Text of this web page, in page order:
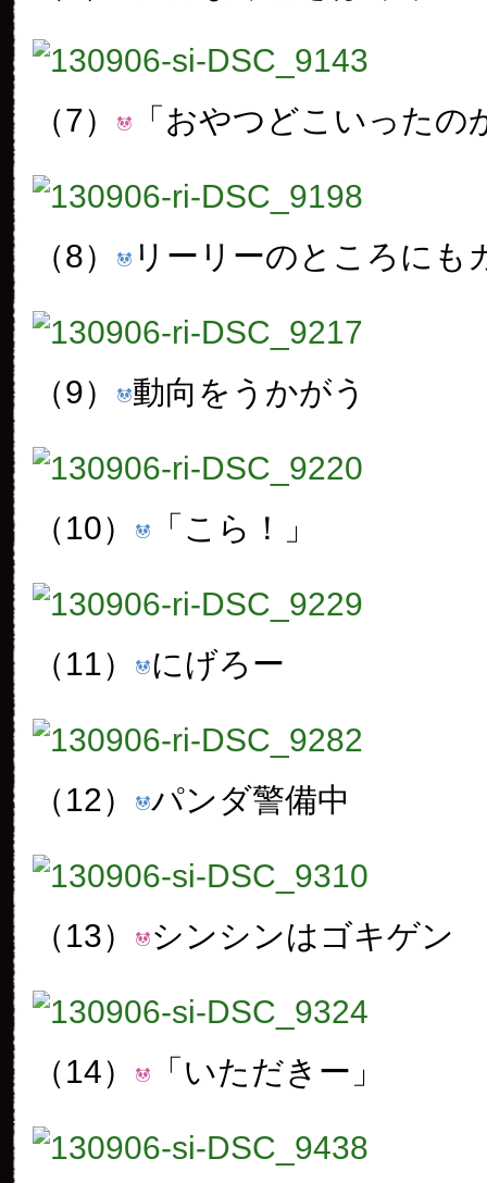
（7） 「おやつどこいったの
（8） リーリーのところにも
（9） 動向をうかがう
（10） 「こら！」
（11） にげろー
（12） パンダ警備中
（13） シンシンはゴキゲン
（14） 「いただきー」